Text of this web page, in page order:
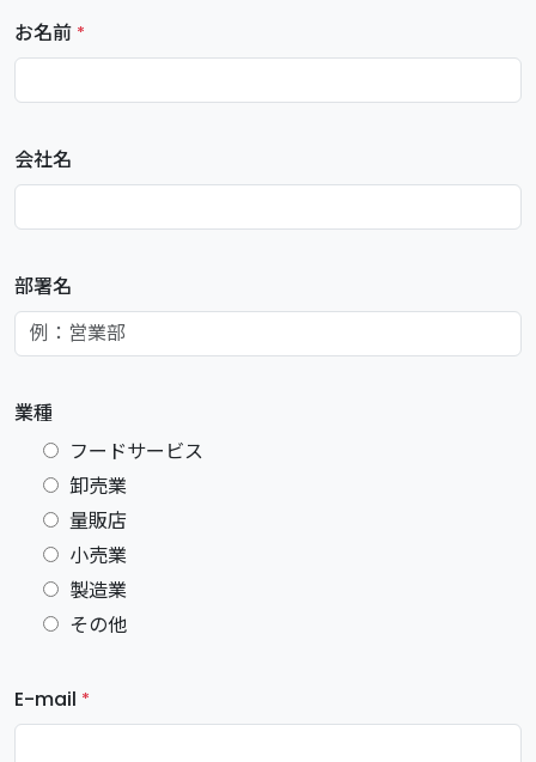
お名前 *
会社名
部署名
業種
フードサービス
卸売業
量販店
小売業
製造業
その他
E-mail *